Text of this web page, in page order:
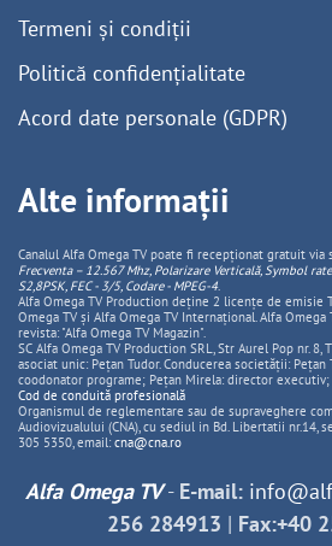
Termeni și condiții
Politică confidențialitate
Acord date personale (GDPR)
Alte informații
Canalul Alfa Omega TV poate fi recepționat gratuit via
Frecventa – 12.567 Mhz, PolarizareVerticală, Symbol
S2,8PSK, FEC - 3/5, Codare - MPEG-4.
Alfa Omega TV Production deține 2 licențe de emisie
Omega TV și Alfa Omega TV Internațional. Alfa Omega
revista: "Alfa Omega TV Magazin".
SC Alfa Omega TV Production SRL, Str Aurel Pop nr. 8,
asociat unic: Pețan Tudor. Conducerea societății:
coodonator programe; Pețan Mirela: director executiv;
Cod de conduită profesională
Organismul de reglementare sau de supraveghere
Audiovizualului (CNA), cu sediul in Bd. Libertatii nr.14,
305 5350, email: cna@cna.ro
Alfa Omega TV- E-mail:
256 284913 | Fax:+40